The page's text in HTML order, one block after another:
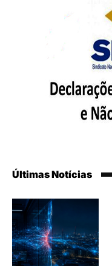
Últimas Notícias